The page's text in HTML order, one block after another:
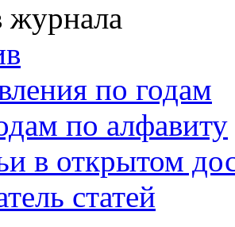
по годам
по алфавиту
в открытом
статей